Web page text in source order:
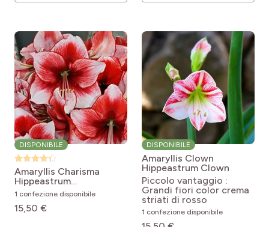
DISPONIBILE
Amaryllis Charisma
Hippeastrum
Hippeastrum charisma
1 confezione disponibile
15,50 €
DISPONIBILE
Amaryllis Clown
Hippeastrum Clown
Piccolo vantaggio :
Grandi fiori color crema
striati di rosso
1 confezione disponibile